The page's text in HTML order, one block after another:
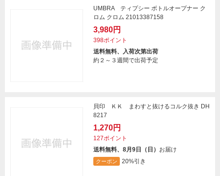
UMBRA ティプシー ボトルオープナー ク
ロム クロム 21013387158
3,980円
398ポイント
送料無料、入荷次第出荷
約２～３週間で出荷予定
貝印 ＫＫ まわすと抜けるコルク抜き DH
8217
1,270円
127ポイント
送料無料、8月9日（日） お届け
クーポン 20%引き